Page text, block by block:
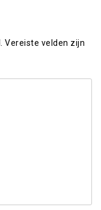
Vereiste velden zijn